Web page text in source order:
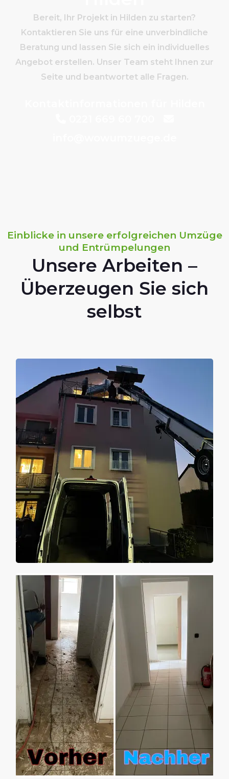
Bereit, Ihr Projekt in Hilden zu starten?
Kontaktieren Sie uns für eine unverbindliche
Beratung und lassen Sie sich ein individuelles
Angebot erstellen. Unser Team steht Ihnen zur
Seite und beantwortet alle Fragen.
Einblicke in unsere erfolgreichen Umzüge
und Entrümpelungen
Unsere Arbeiten –
Überzeugen Sie sich
selbst